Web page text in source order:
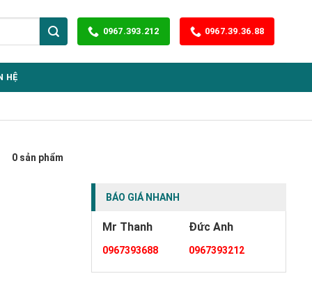
0967.393.212 0967.39.36.88
HỆ
BÁO GIÁ NHANH
Mr Thanh
0967393688
Đức Anh
0967393212
0 sản phẩm